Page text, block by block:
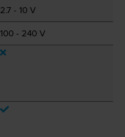
2.7 - 10 V
100 - 240 V